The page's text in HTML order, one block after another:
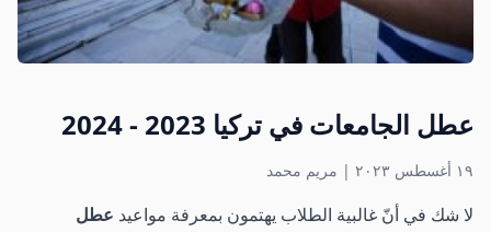
عطل الجامعات في تركيا 2023 - 2024
١٩ أغسطس ٢٠٢٣ | مريم محمد
لا شك في أنّ غالبية الطلاب يهتمون بمعرفة مواعيد عطل